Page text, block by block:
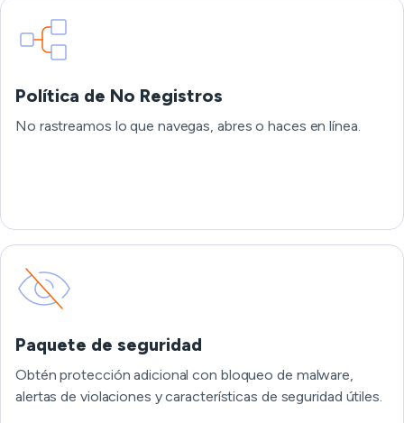
Política de No Registros
No rastreamos lo que navegas, abres o haces en línea.
Paquete de seguridad
Obtén protección adicional con bloqueo de malware,
alertas de violaciones y características de seguridad útiles.